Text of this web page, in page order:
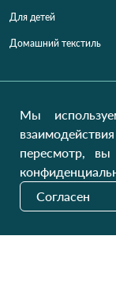
Для детей
Домашний текстиль
Наши
Мы
пересмотр,
Согласен